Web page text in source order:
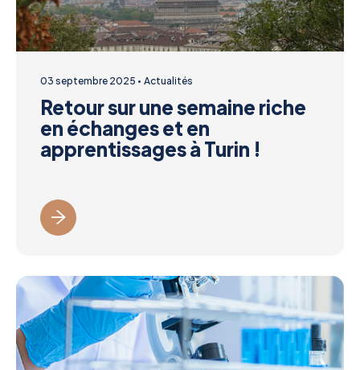
03 septembre 2025 Actualités
Retour sur une semaine riche
en échanges et en
apprentissages à Turin !